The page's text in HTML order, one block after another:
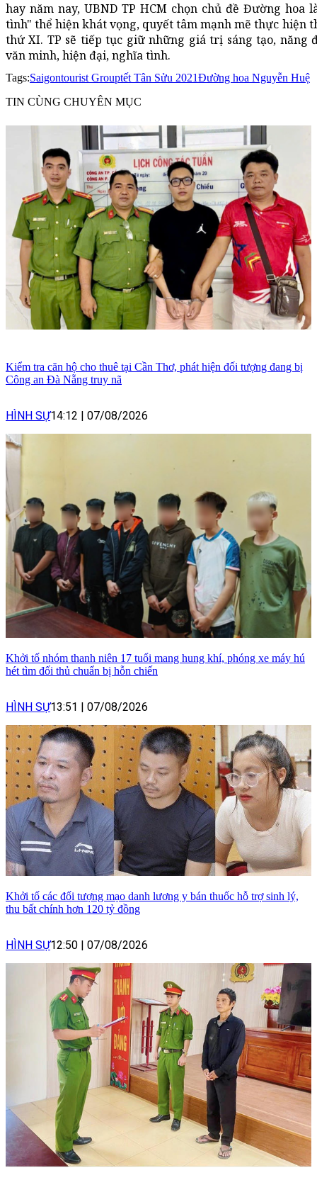
hay năm nay, UBND TP HCM chọn chủ đề Đường hoa
tình" thể hiện khát vọng, quyết tâm mạnh mẽ thực hiện
thứ XI. TP sẽ tiếp tục giữ những giá trị sáng tạo, năng
văn minh, hiện đại, nghĩa tình.
Tags:Saigontourist Grouptết Tân Sửu 2021Đường hoa Nguyễn Huệ
TIN CÙNG CHUYÊN MỤC
Kiểm tra căn hộ cho thuê tại Cần Thơ, phát hiện đối tượng đang bị
Công an Đà Nẵng truy nã
HÌNH SỰ14:12 07/08/2026
Khởi tố nhóm thanh niên 17 tuổi mang hung khí, phóng xe máy hú
hét tìm đối thủ chuẩn bị hỗn chiến
HÌNH SỰ13:51 07/08/2026
Khởi tố các đối tượng mạo danh lương y bán thuốc hỗ trợ sinh lý,
thu bất chính hơn 120 tỷ đồng
HÌNH SỰ12:50 | 07/08/2026